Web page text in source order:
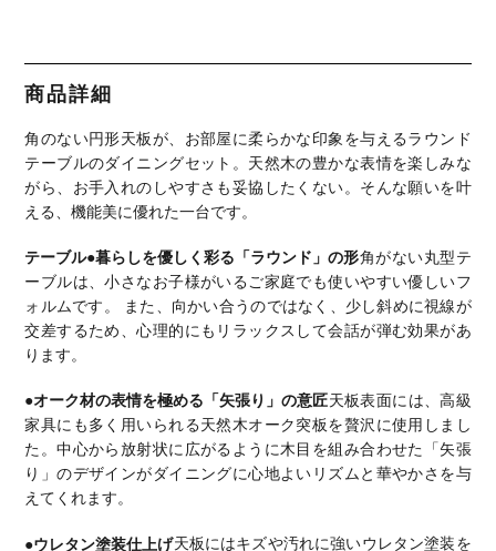
リビング椅
子 おしゃれ
シンプル 完
ラル ブラウ
ン ブラック
黒
食卓テーブ
シンプル ナ
チュラル ブ
ラウン
ブル おしゃ
ナチュラル
ブラウン
ングチェア
110cm 食卓
テーブル×1
食卓椅子
ェア おしゃ
卓テーブル
×1 食卓椅子
×4)
商品詳細
角のない円形天板が、お部屋に柔らかな印象を与えるラウンド
テーブルのダイニングセット。天然木の豊かな表情を楽しみな
がら、お手入れのしやすさも妥協したくない。そんな願いを叶
える、機能美に優れた一台です。
テーブル●暮らしを優しく彩る「ラウンド」の形角がない丸型テ
ーブルは、小さなお子様がいるご家庭でも使いやすい優しいフ
ォルムです。 また、向かい合うのではなく、少し斜めに視線が
交差するため、心理的にもリラックスして会話が弾む効果があ
ります。
●オーク材の表情を極める「矢張り」の意匠天板表面には、高級
家具にも多く用いられる天然木オーク突板を贅沢に使用しまし
た。中心から放射状に広がるように木目を組み合わせた「矢張
り」のデザインがダイニングに心地よいリズムと華やかさを与
えてくれます。
●ウレタン塗装仕上げ天板にはキズや汚れに強いウレタン塗装を